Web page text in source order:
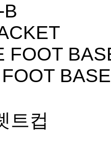
B
FOOT
BASE
트컵